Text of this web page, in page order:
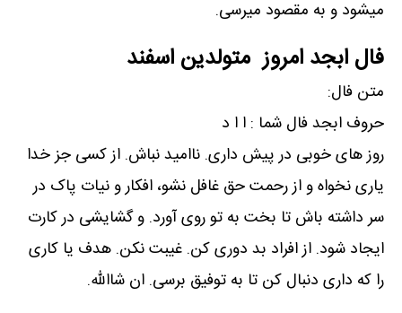
میشود و به مقصود میرسی.
فال ابجد امروز متولدین اسفند
متن فال:
حروف ابجد فال شما : ا ا د
روز های خوبی در پیش داری. ناامید نباش. از کسی جز خدا
یاری نخواه و از رحمت حق غافل نشو، افکار و نیات پاک در
سر داشته باش تا بخت به تو روی آورد. و گشایشی در کارت
ایجاد شود. از افراد بد دوری کن. غیبت نکن. هدف یا کاری
را که داری دنبال کن تا به توفیق برسی. ان شاالله.